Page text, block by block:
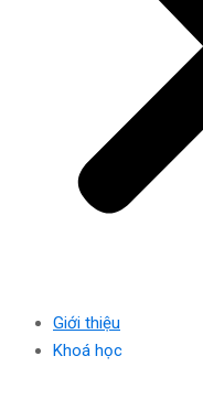
Giới thiệu
Khoá học